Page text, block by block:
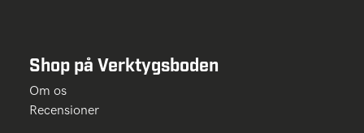
Shop på Verktygsboden
Om os
Recensioner